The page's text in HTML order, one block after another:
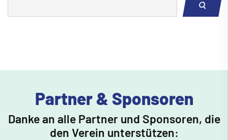
Partner & Sponsoren
Danke an alle Partner und Sponsoren, die
den Verein unterstützen: